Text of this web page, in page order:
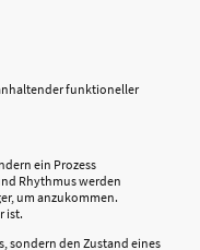
funktioneller
ein Prozess
Rhythmus werden
um anzukommen.
ist.
sondern den Zustand eines